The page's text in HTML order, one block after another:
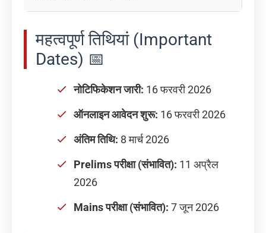
महत्वपूर्ण तिथियां (Important
Dates) 📅
नोटिफिकेशन जारी: 16 फरवरी 2026
ऑनलाइन आवेदन शुरू: 16 फरवरी 2026
अंतिम तिथि: 8 मार्च 2026
Prelims परीक्षा (संभावित): 11 अप्रैल
2026
Mains परीक्षा (संभावित): 7 जून 2026